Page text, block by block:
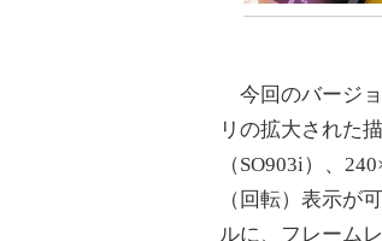
今回のバージョ
リの拡大された
（SO903i）、
（回転）表示が
ルに、フレーム